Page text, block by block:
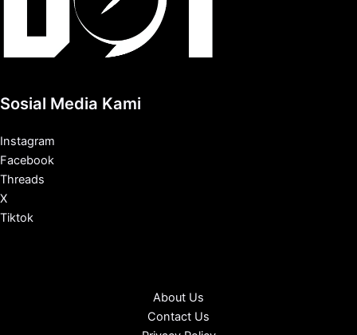
Sosial Media Kami
Instagram
Facebook
Threads
X
Tiktok
About Us
Contact Us